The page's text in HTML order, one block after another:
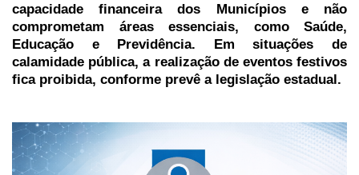
capacidade financeira dos Municípios e não
comprometam áreas essenciais, como Saúde,
Educação e Previdência. Em situações de
calamidade pública, a realização de eventos festivos
fica proibida, conforme prevê a legislação estadual.